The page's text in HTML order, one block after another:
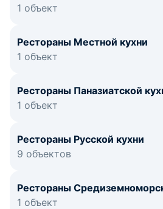
1 объект
Рестораны Местной кухни
1 объект
Рестораны Паназиатской
1 объект
Рестораны Русской кухни
9 объектов
Рестораны
1 объект